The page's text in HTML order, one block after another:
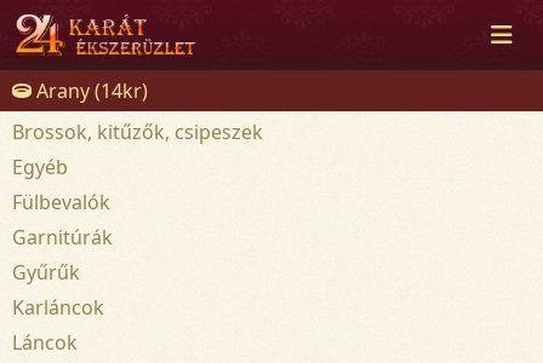
Arany (14kr)
Brossok, kitűzők, csipeszek
Egyéb
Fülbevalók
Garnitúrák
Gyűrűk
Karláncok
Láncok